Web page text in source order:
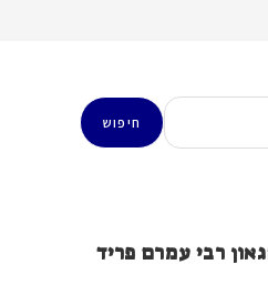
חיפוש
רבי עמרם פריד